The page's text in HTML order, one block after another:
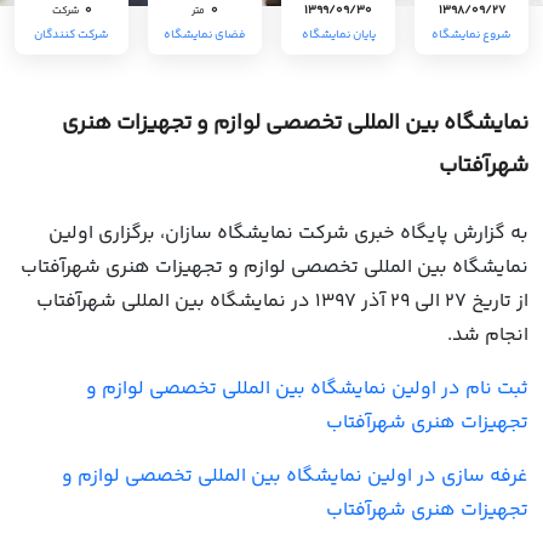
1398/09/27
شروع نمایشگاه
1399/09/30
پایان نمایشگاه
0 متر
فضای نمایشگاه
0 شرکت
شرکت کنندگان
نمایشگاه بین المللی تخصصی لوازم و تجهیزات هنری
شهرآفتاب
به گزارش پایگاه خبری شرکت نمایشگاه سازان، برگزاری اولین
نمایشگاه بین المللی تخصصی لوازم و تجهیزات هنری شهرآفتاب
از تاریخ 27 الی 29 آذر 1397 در نمایشگاه بین المللی شهرآفتاب
انجام شد.
ثبت نام در اولین نمایشگاه بین المللی تخصصی لوازم و
تجهیزات هنری شهرآفتاب
غرفه سازی در اولین نمایشگاه بین المللی تخصصی لوازم و
تجهیزات هنری شهرآفتاب